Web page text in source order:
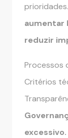
prioridades.
aumentar
reduzir
Processos
Critérios